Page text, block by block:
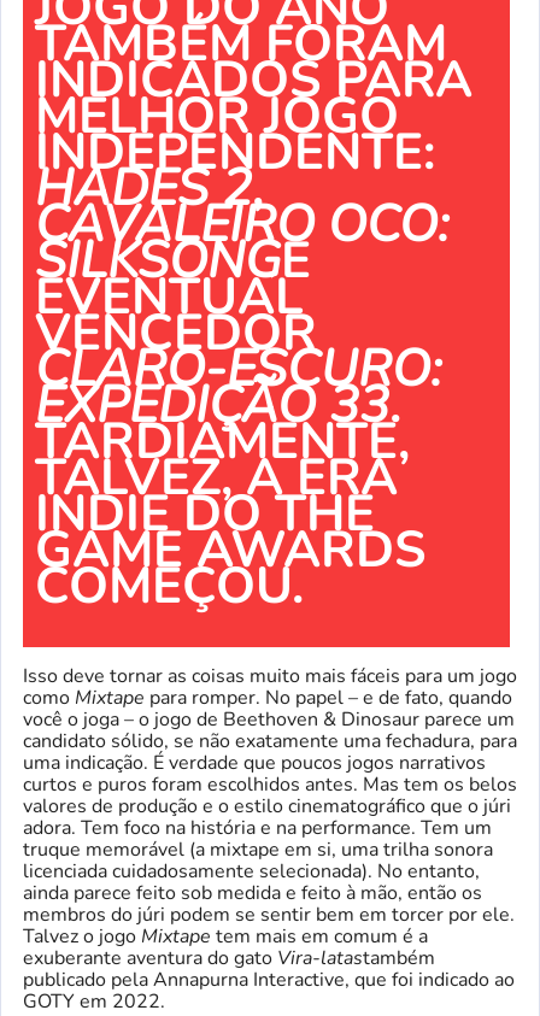
TAMBÉM FORAM
INDICADOS PARA
MELHOR JOGO
INDEPENDENTE:
HADES 2,
CAVALEIRO OCO:
SILKSONGE
EVENTUAL
VENCEDOR
CLARO-ESCURO:
EXPEDIÇÃO 33.
TARDIAMENTE,
TALVEZ, A ERA
INDIE DO THE
GAME AWARDS
COMEÇOU.
Isso deve tornar as coisas muito mais fáceis para um jogo
como Mixtape para romper. No papel – e de fato, quando
você o joga – o jogo de Beethoven & Dinosaur parece um
candidato sólido, se não exatamente uma fechadura, para
uma indicação. É verdade que poucos jogos narrativos
curtos e puros foram escolhidos antes. Mas tem os belos
valores de produção e o estilo cinematográfico que o júri
adora. Tem foco na história e na performance. Tem um
truque memorável (a mixtape em si, uma trilha sonora
licenciada cuidadosamente selecionada). No entanto,
ainda parece feito sob medida e feito à mão, então os
membros do júri podem se sentir bem em torcer por ele.
Talvez o jogo Mixtape tem mais em comum é a
exuberante aventura do gato Vira-latastambém
publicado pela Annapurna Interactive, que foi indicado ao
GOTY em 2022.